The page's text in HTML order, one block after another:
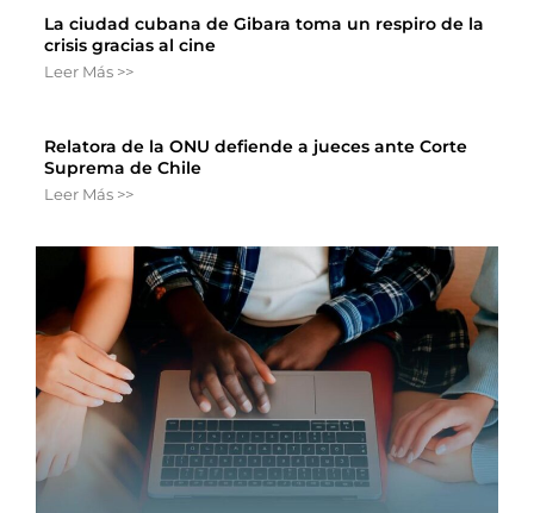
La ciudad cubana de Gibara toma un respiro de la
crisis gracias al cine
Leer Más >>
Relatora de la ONU defiende a jueces ante Corte
Suprema de Chile
Leer Más >>